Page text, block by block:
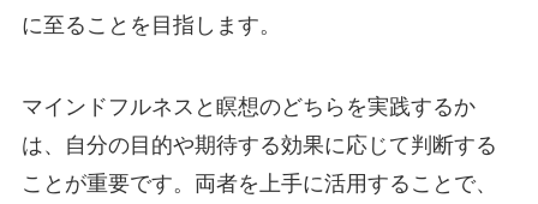
に至ることを目指します。
マインドフルネスと瞑想のどちらを実践するか
は、自分の目的や期待する効果に応じて判断する
ことが重要です。両者を上手に活用することで、